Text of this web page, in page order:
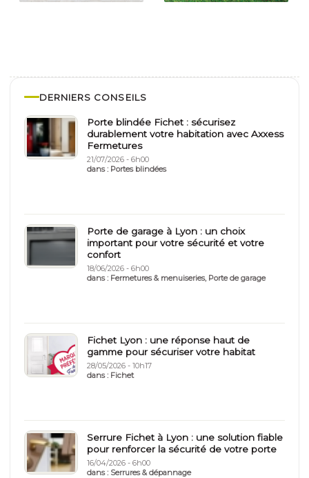
DERNIERS CONSEILS
Porte blindée Fichet : sécurisez
durablement votre habitation avec Axxess
Fermetures
21/07/2026 - 6h00
dans : Portes blindées
Porte de garage à Lyon : un choix
important pour votre sécurité et votre
confort
18/06/2026 - 6h00
dans : Fermetures & menuiseries, Porte de garage
Fichet Lyon : une réponse haut de
gamme pour sécuriser votre habitat
28/05/2026 - 10h17
dans : Fichet
Serrure Fichet à Lyon : une solution fiable
pour renforcer la sécurité de votre porte
16/04/2026 - 6h00
dans : Serrures & dépannage